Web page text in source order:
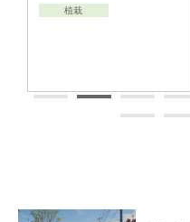
植栽